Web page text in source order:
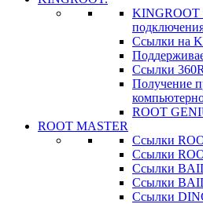
KINGROOT
Ссылки на
Ссылки
Получение
ROOT
ROOT MASTER
Ссылки
Ссылки
Ссылки
Ссылки
Ссылки